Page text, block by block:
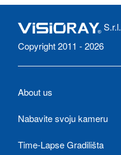
S.r.l.
Copyright 2011 - 2026
About us
Nabavite svoju kameru
Time-Lapse Gradilišta